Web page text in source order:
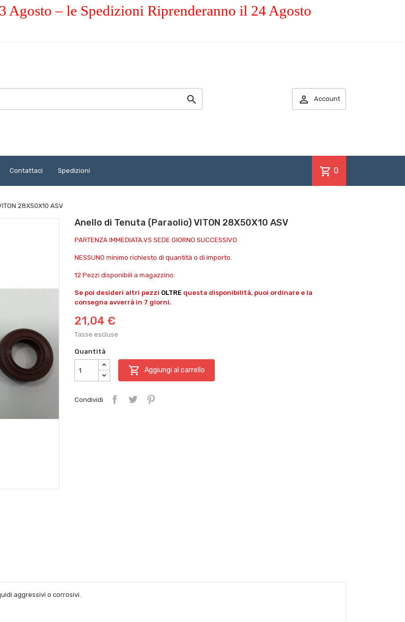
Agosto – le Spedizioni Riprenderanno il 24 Agosto
  Account
Contattaci Spedizioni shopping_cart 0
28X50X10 ASV
Anello di Tenuta (Paraolio) VITON 28X50X10 ASV
PARTENZA IMMEDIATA.VS SEDE GIORNO SUCCESSIVO
NESSUNO minimo richiesto di quantità o di importo.
12 Pezzi disponibili a magazzino.
Se poi desideri altri pezzi OLTRE questa disponibilità, puoi ordinare e la
consegna avverrà in 7 giorni.
21,04 €
Tasse escluse
Quantità
 Aggiungi al carrello
Condividi
aggressivi o corrosivi.